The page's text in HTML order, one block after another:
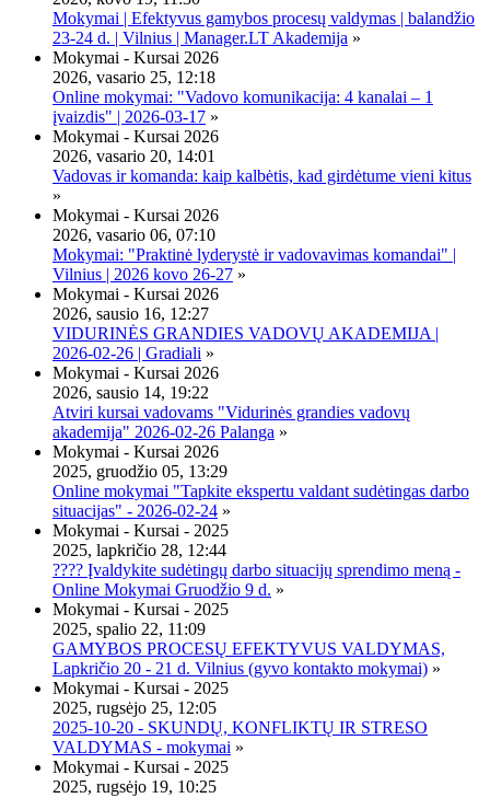
Mokymai | Efektyvus gamybos procesų valdymas | balandžio
23-24 d. | Vilnius | Manager.LT Akademija »
Mokymai - Kursai 2026
2026, vasario 25, 12:18
Online mokymai: "Vadovo komunikacija: 4 kanalai – 1
įvaizdis" | 2026-03-17 »
Mokymai - Kursai 2026
2026, vasario 20, 14:01
Vadovas ir komanda: kaip kalbėtis, kad girdėtume vieni kitus
»
Mokymai - Kursai 2026
2026, vasario 06, 07:10
Mokymai: "Praktinė lyderystė ir vadovavimas komandai" |
Vilnius | 2026 kovo 26-27 »
Mokymai - Kursai 2026
2026, sausio 16, 12:27
VIDURINĖS GRANDIES VADOVŲ AKADEMIJA |
2026-02-26 | Gradiali »
Mokymai - Kursai 2026
2026, sausio 14, 19:22
Atviri kursai vadovams "Vidurinės grandies vadovų
akademija" 2026-02-26 Palanga »
Mokymai - Kursai 2026
2025, gruodžio 05, 13:29
Online mokymai "Tapkite ekspertu valdant sudėtingas darbo
situacijas" - 2026-02-24 »
Mokymai - Kursai - 2025
2025, lapkričio 28, 12:44
???? Įvaldykite sudėtingų darbo situacijų sprendimo meną -
Online Mokymai Gruodžio 9 d. »
Mokymai - Kursai - 2025
2025, spalio 22, 11:09
GAMYBOS PROCESŲ EFEKTYVUS VALDYMAS,
Lapkričio 20 - 21 d. Vilnius (gyvo kontakto mokymai) »
Mokymai - Kursai - 2025
2025, rugsėjo 25, 12:05
2025-10-20 - SKUNDŲ, KONFLIKTŲ IR STRESO
VALDYMAS - mokymai »
Mokymai - Kursai - 2025
2025, rugsėjo 19, 10:25